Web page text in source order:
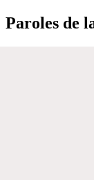
Paroles de